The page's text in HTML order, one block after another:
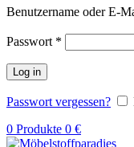
Benutzername oder E-
Passwort *
Log in
Passwort vergessen?
0 Produkte 0 €